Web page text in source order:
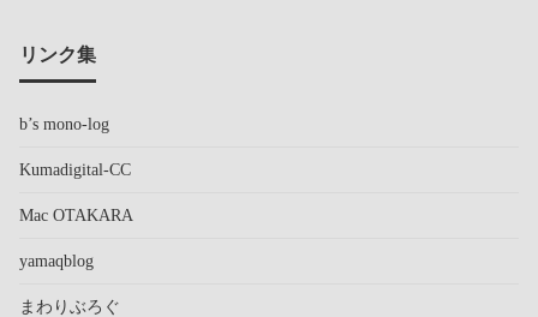
リンク集
b’s mono-log
Kumadigital-CC
Mac OTAKARA
yamaqblog
まわりぶろぐ